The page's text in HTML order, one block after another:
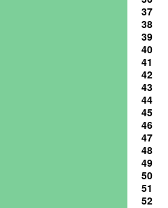
37
38
39
40
41
42
43
44
45
46
47
48
49
50
51
52